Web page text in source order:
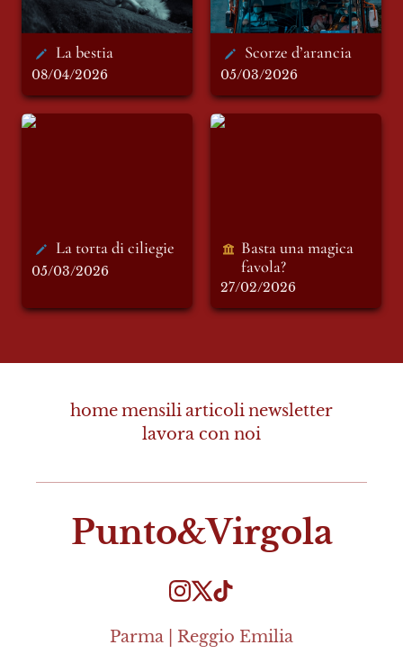
La bestia
08/04/2026
Scorze d’arancia
05/03/2026
La torta di ciliegie
La torta di ciliegie
05/03/2026
Basta una magica
Basta una magica
favola?
27/02/2026
Punto&Virgola
homemensiliarticolinewsletter
lavora con noi
Parma | Reggio Emilia